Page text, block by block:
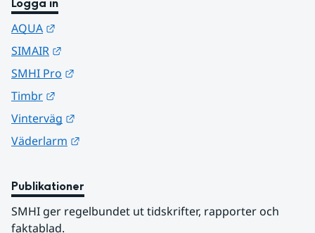
Logga in
AQUA
SIMAIR
SMHI Pro
Timbr
Vinterväg
Väderlarm
Publikationer
SMHI ger regelbundet ut tidskrifter, rapporter och
faktablad.